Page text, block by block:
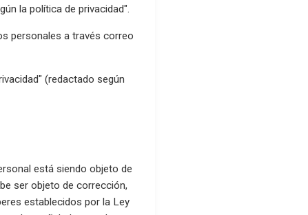
la política de privacidad".
personales a través correo
(redactado según
está siendo objeto de
ser objeto de corrección,
establecidos por la Ley